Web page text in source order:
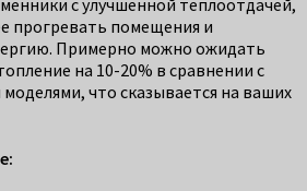
с улучшенной теплоотдачей,
прогревать помещения и
Примерно можно ожидать
на 10-20% в сравнении с
что сказывается на ваших